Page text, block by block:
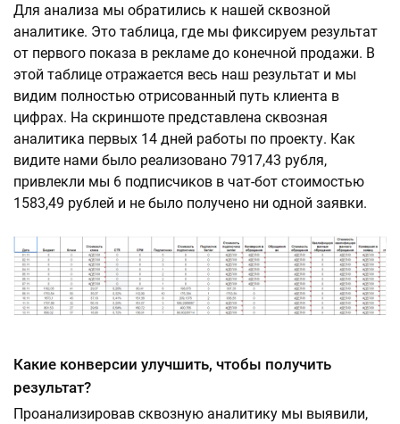
Для анализа мы обратились к нашей сквозной
аналитике. Это таблица, где мы фиксируем результат
от первого показа в рекламе до конечной продажи. В
этой таблице отражается весь наш результат и мы
видим полностью отрисованный путь клиента в
цифрах. На скриншоте представлена сквозная
аналитика первых 14 дней работы по проекту. Как
видите нами было реализовано 7917,43 рубля,
привлекли мы 6 подписчиков в чат-бот стоимостью
1583,49 рублей и не было получено ни одной заявки.
Какие конверсии улучшить, чтобы получить
результат?
Проанализировав сквозную аналитику мы выявили,